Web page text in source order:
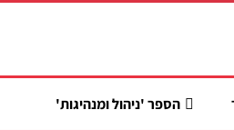
הספר 'ניהול ומנהיגות'